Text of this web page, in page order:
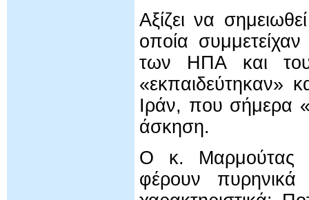
Αξίζει να
οποία
των ΗΠΑ και
«εκπαιδεύτηκαν»
Ιράν, που σήμερα
άσκηση.
Ο κ. Μαρμούτας
φέρουν